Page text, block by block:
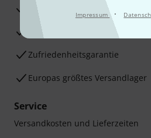
Impressum ·
Beratung durch Fachexperten
Zufriedenheitsgarantie
Europas größtes Versandlager
Service
Versandkosten und Lieferzeiten